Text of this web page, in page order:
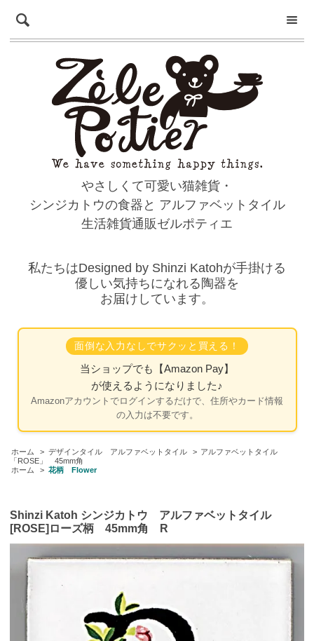
やさしくて可愛い猫雑貨・
シンジカトウの食器と アルファベットタイル
生活雑貨通販ゼルポティエ
私たちはDesigned by Shinzi Katohが手掛ける
優しい気持ちになれる陶器を
お届けしています。
面倒な入力なしでサクッと買える！
当ショップでも
【Amazon Pay】
が使えるようになりました♪
Amazonアカウントでログインするだけで、住所やカード情報
の入力は不要です。
ホーム > デザインタイル アルファベットタイル > アルファベットタイル
「ROSE」 45mm角
ホーム
> 花柄 Flower
Shinzi Katoh シンジカトウ アルファベットタイル
[ROSE]ローズ柄 45mm角 R